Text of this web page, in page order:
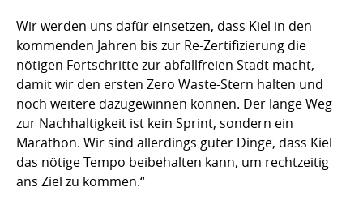
Wir werden uns dafür einsetzen, dass Kiel in den
kommenden Jahren bis zur Re-Zertifizierung die
nötigen Fortschritte zur abfallfreien Stadt macht,
damit wir den ersten Zero Waste-Stern halten und
noch weitere dazugewinnen können. Der lange Weg
zur Nachhaltigkeit ist kein Sprint, sondern ein
Marathon. Wir sind allerdings guter Dinge, dass Kiel
das nötige Tempo beibehalten kann, um rechtzeitig
ans Ziel zu kommen.“